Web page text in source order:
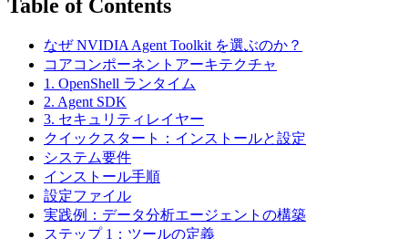
Table of Contents
なぜ NVIDIA Agent Toolkit を選ぶのか？
コアコンポーネントアーキテクチャ
1. OpenShell ランタイム
2. Agent SDK
3. セキュリティレイヤー
クイックスタート：インストールと設定
システム要件
インストール手順
設定ファイル
実践例：データ分析エージェントの構築
ステップ 1：ツールの定義